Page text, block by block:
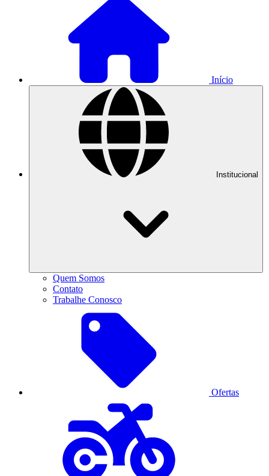
Início
Institucional
Quem Somos
Contato
Trabalhe Conosco
Ofertas